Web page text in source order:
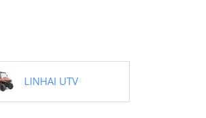
LINHAI UTV